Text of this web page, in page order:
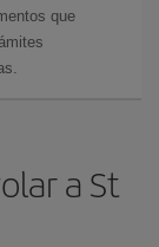
que
a St